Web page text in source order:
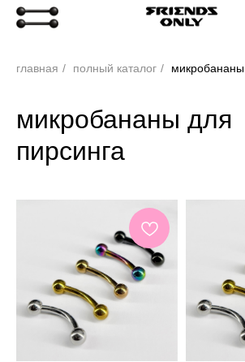
главная / полный каталог / микробананы
микробананы для
пирсинга